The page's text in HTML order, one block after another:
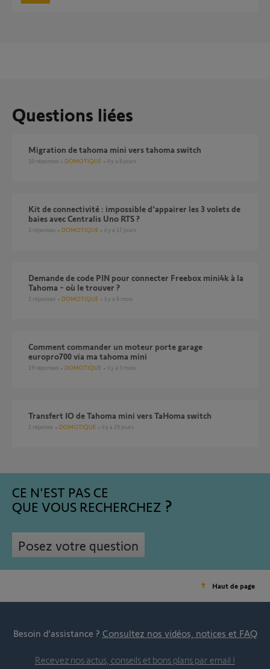
Questions liées
Migration de tahoma mini vers tahoma switch
10 réponses DOMOTIQUE il y a 8 jours
Kit de connectivité : impossible d’appairer les 3 volets de
baies avec Centralis Uno RTS ?
3 réponses DOMOTIQUE il y a 17 jours
Demande de code PIN pour connecter Freebox mini4k à la
Tahoma - où le trouver ?
2 réponses DOMOTIQUE il y a 6 mois
Comment commander un moteur porte garage
europro700 via ma tahoma mini
19 réponses DOMOTIQUE il y a 3 mois
Transfert IO de Tahoma mini vers TaHoma switch
1 réponse DOMOTIQUE il y a 29 jours
CE N'EST PAS CE
QUE VOUS RECHERCHEZ
Posez votre question
Haut de page
Besoin d’assistance ? Consultez nos vidéos, notices et FAQ
Recevez nos actus, conseils et bons plans par email !